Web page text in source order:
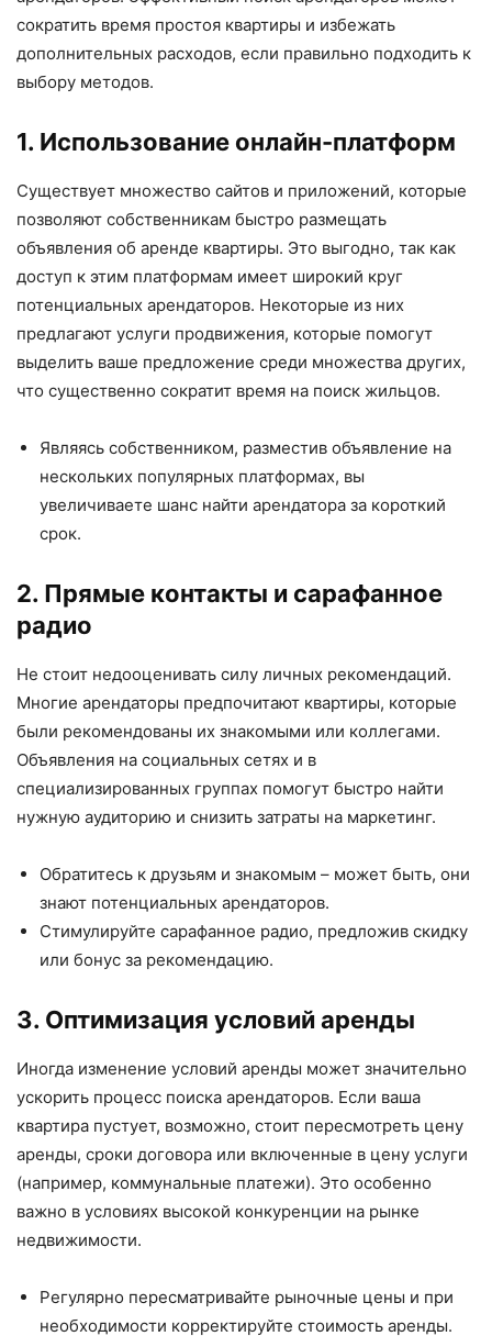
сократить время простоя квартиры и избежать
дополнительных расходов, если правильно подходить к
выбору методов.
1. Использование онлайн-платформ
Существует множество сайтов и приложений, которые
позволяют собственникам быстро размещать
объявления об аренде квартиры. Это выгодно, так как
доступ к этим платформам имеет широкий круг
потенциальных арендаторов. Некоторые из них
предлагают услуги продвижения, которые помогут
выделить ваше предложение среди множества других,
что существенно сократит время на поиск жильцов.
Являясь собственником, разместив объявление на
нескольких популярных платформах, вы
увеличиваете шанс найти арендатора за короткий
срок.
2. Прямые контакты и сарафанное
радио
Не стоит недооценивать силу личных рекомендаций.
Многие арендаторы предпочитают квартиры, которые
были рекомендованы их знакомыми или коллегами.
Объявления на социальных сетях и в
специализированных группах помогут быстро найти
нужную аудиторию и снизить затраты на маркетинг.
Обратитесь к друзьям и знакомым – может быть, они
знают потенциальных арендаторов.
Стимулируйте сарафанное радио, предложив скидку
или бонус за рекомендацию.
3. Оптимизация условий аренды
Иногда изменение условий аренды может значительно
ускорить процесс поиска арендаторов. Если ваша
квартира пустует, возможно, стоит пересмотреть цену
аренды, сроки договора или включенные в цену услуги
(например, коммунальные платежи). Это особенно
важно в условиях высокой конкуренции на рынке
недвижимости.
Регулярно пересматривайте рыночные цены и при
необходимости корректируйте стоимость аренды.